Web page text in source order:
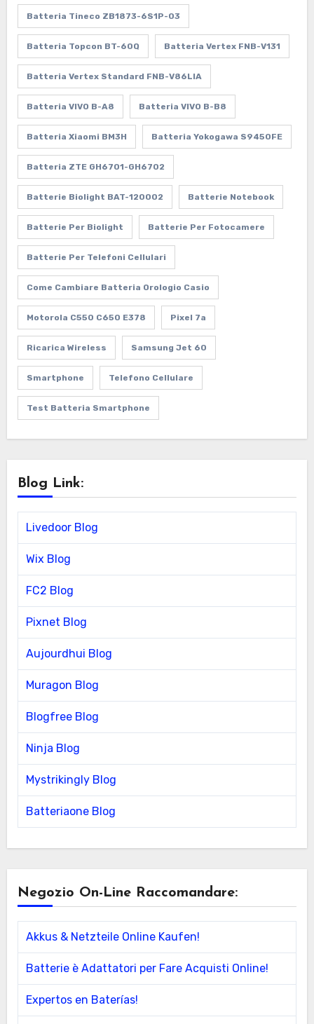
Batteria Tineco ZB1873-6S1P-03
Batteria Topcon BT-60Q Batteria Vertex FNB-V131
Batteria Vertex Standard FNB-V86LIA
Batteria VIVO B-A8 Batteria VIVO B-B8
Batteria Xiaomi BM3H Batteria Yokogawa S9450FE
Batteria ZTE GH6701-GH6702
Batterie Biolight BAT-120002 Batterie Notebook
Batterie Per Biolight Batterie Per Fotocamere
Batterie Per Telefoni Cellulari
Come Cambiare Batteria Orologio Casio
Motorola C550 C650 E378 Pixel 7a
Ricarica Wireless Samsung Jet 60
Smartphone Telefono Cellulare
Test Batteria Smartphone
Blog Link:
Livedoor Blog
Wix Blog
FC2 Blog
Pixnet Blog
Aujourdhui Blog
Muragon Blog
Blogfree Blog
Ninja Blog
Mystrikingly Blog
Batteriaone Blog
Negozio On-Line Raccomandare:
Akkus & Netzteile Online Kaufen!
Batterie è Adattatori per Fare Acquisti Online!
Expertos en Baterías!